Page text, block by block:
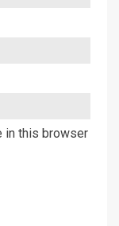
in this browser